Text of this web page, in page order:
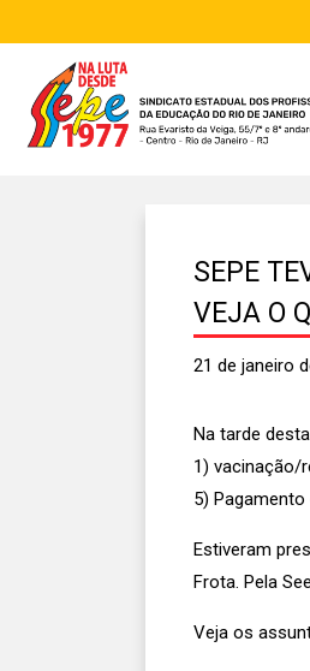
SEPE
VEJA O
21 de janeiro
Na tarde
1) vacinação/
5)
Estiveram
Frota. Pela
Veja os